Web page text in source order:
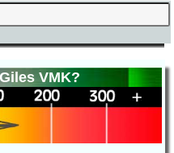
VMK?